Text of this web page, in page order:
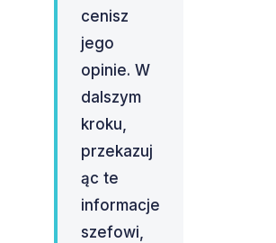
cenisz
jego
opinie. W
dalszym
kroku,
przekazuj
ąc te
informacje
szefowi,